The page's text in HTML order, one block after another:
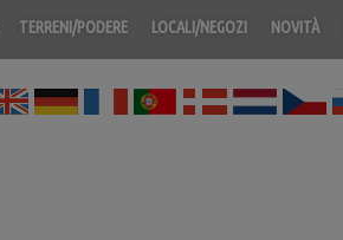
TERRENI/PODERE LOCALI/NEGOZI NOVITÀ